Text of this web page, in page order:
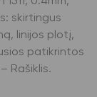
skirtingus
linijos plotį,
patikrintos
Rašiklis.